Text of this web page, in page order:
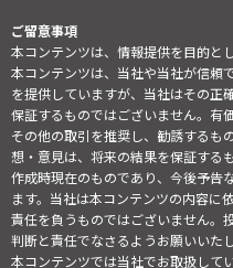
ご留意事項
本コンテンツは、情報提供を目的と
本コンテンツは、当社や当社が信頼
を提供していますが、当社はその正
保証するものではございません。有
その他の取引を推奨し、勧誘するも
想・意見は、将来の結果を保証する
作成時現在のものであり、今後予告
ます。当社は本コンテンツの内容に
責任を負うものではございません。
判断と責任でなさるようお願いいたし
本コンテンツでは当社でお取扱して